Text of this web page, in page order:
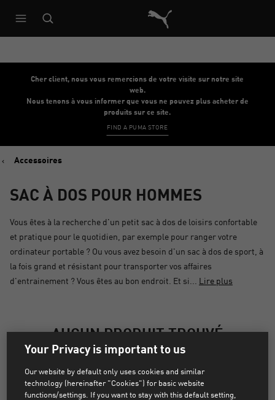
Architecture de référence du
Cher client, nous vous remercions de votre visite sur notre site
web.
Nous tenons à vous informer que vous ne pouvez plus acheter de
produits sur ce site.
FIND A PUMA STORE
Accessoires
SAC À DOS POUR HOMMES
Vous êtes à la recherche d'un petit sac à dos de loisirs confortable
et pratique pour le quotidien, par exemple pour ranger votre
ordinateur portable ? Ou vous avez besoin d'un sac à dos de sport, à
la fois grand et résistant pour transporter vos affaires
d'entrainement ? Vous êtes au bon endroit. Et si... Lire plus
AUCUN PRODUIT TROUVÉ
sélectionnés sont introuvables.
Your Privacy is important to us
Our website by default only uses cookies and similar
technology (hereinafter "Cookies") for basic website
functions/settings. If you want to stay with this default setting,